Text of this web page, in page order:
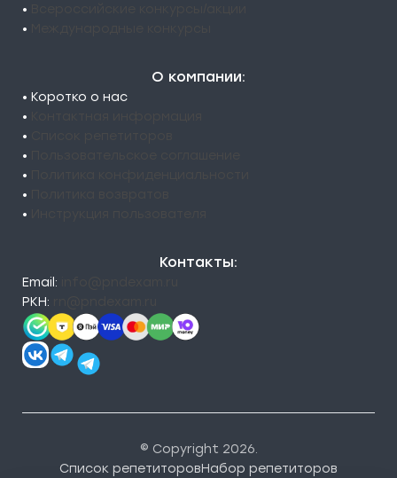
•
•
О компании:
• Коротко о нас
•
•
•
•
•
•
Контакты:
Email:
РКН:
© Copyright 2026.
Список репетиторовНабор репетиторов